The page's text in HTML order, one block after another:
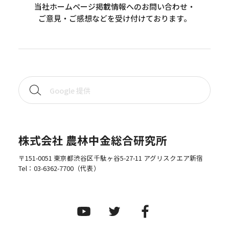
当社ホームページ掲載情報へのお問い合わせ・
ご意見・ご感想などを受け付けております。
株式会社 農林中金総合研究所
〒151-0051 東京都渋谷区千駄ヶ谷5-27-11 アグリスクエア新宿
Tel： 03-6362-7700（代表）